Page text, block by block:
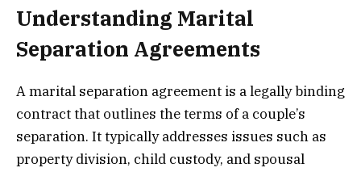
Understanding Marital
Separation Agreements
A marital separation agreement is a legally binding
contract that outlines the terms of a couple’s
separation. It typically addresses issues such as
property division, child custody, and spousal